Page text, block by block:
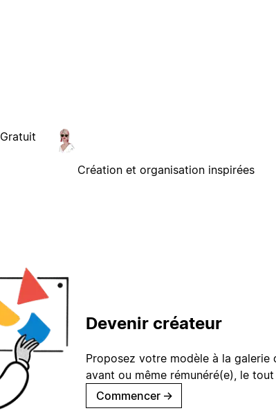
Gratuit
Création et organisation inspirées
Devenir créateur
Proposez votre modèle à la
avant ou même rémunéré(e), le
Commencer →